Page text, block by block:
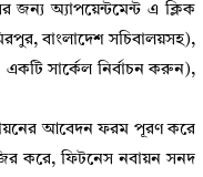
জন্য অ্যাপয়েন্টমেন্ট এ ক্লিক
বাংলাদেশ সচিবালয়সহ),
সার্কেল নির্বাচন করুন),
আবেদন ফরম পূরণ করে
করে, ফিটনেস নবায়ন সনদ